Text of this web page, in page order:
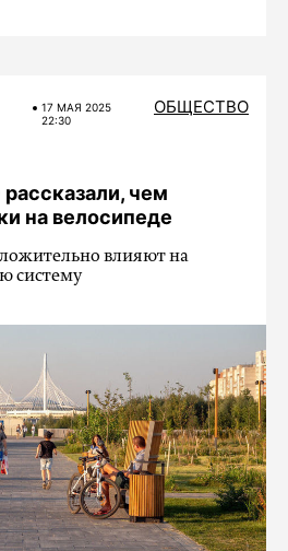
17 МАЯ 2025
22:30
ОБЩЕСТВО
чем
на велосипеде
влияют на
систему